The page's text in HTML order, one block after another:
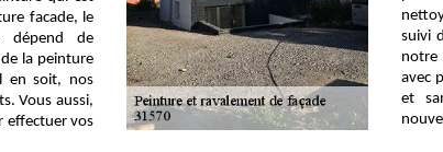
facade, le
dépend de
la peinture
en soit, nos
Vous aussi,
effectuer vos
suivi
notre
avec
et